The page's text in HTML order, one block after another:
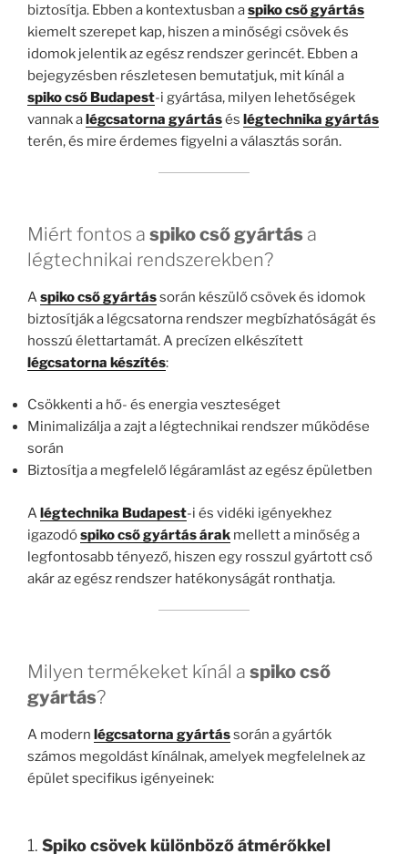
biztosítja. Ebben a kontextusban aspiko cső gyártás
kiemelt szerepet kap, hiszen a minőségi csövek és
idomok jelentik az egész rendszer gerincét. Ebben a
bejegyzésben részletesen bemutatjuk, mit kínál a
spiko cső Budapest-i gyártása, milyen lehetőségek
vannak alégcsatorna gyártásés légtechnika gyártás
terén, és mire érdemes figyelni a választás során.
Miért fontos a spiko cső gyártás a
légtechnikai rendszerekben?
Aspiko cső gyártássorán készülő csövek és idomok
biztosítják a légcsatorna rendszer megbízhatóságát és
hosszú élettartamát. A precízen elkészített
légcsatorna készítés:
Csökkenti a hő- és energia veszteséget
Minimalizálja a zajt a légtechnikai rendszer működése
során
Biztosítja a megfelelő légáramlást az egész épületben
Alégtechnika Budapest-i és vidéki igényekhez
igazodóspiko cső gyártás árak mellett a minőség a
legfontosabb tényező, hiszen egy rosszul gyártott cső
akár az egész rendszer hatékonyságát ronthatja.
Milyen termékeket kínál a spiko cső
gyártás?
A modern légcsatorna gyártássorán a gyártók
számos megoldást kínálnak, amelyek megfelelnek az
épület specifikus igényeinek:
1. Spiko csövek különböző átmérőkkel